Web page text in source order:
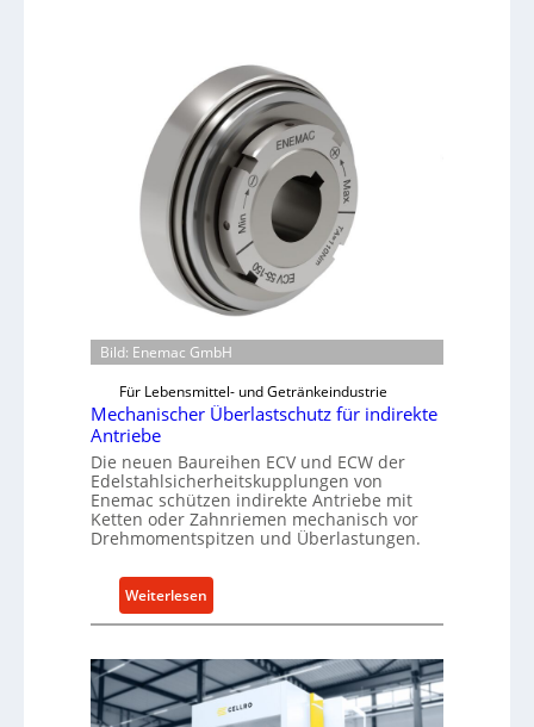
Bild: Enemac GmbH
Für Lebensmittel- und Getränkeindustrie
Mechanischer Überlastschutz für indirekte
Antriebe
Die neuen Baureihen ECV und ECW der
Edelstahlsicherheitskupplungen von
Enemac schützen indirekte Antriebe mit
Ketten oder Zahnriemen mechanisch vor
Drehmomentspitzen und Überlastungen.
Weiterlesen
M
h